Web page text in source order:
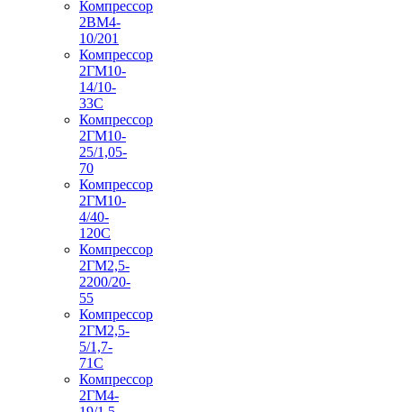
Компрессор
2ВМ4-
10/201
Компрессор
2ГМ10-
14/10-
33С
Компрессор
2ГМ10-
25/1,05-
70
Компрессор
2ГМ10-
4/40-
120С
Компрессор
2ГМ2,5-
2200/20-
55
Компрессор
2ГМ2,5-
5/1,7-
71С
Компрессор
2ГМ4-